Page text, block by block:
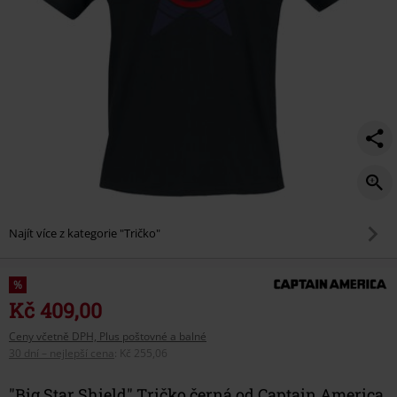
Najít více z kategorie "Tričko"
%
Kč 409,00
Ceny včetně DPH, Plus poštovné a balné
30 dní – nejlepší cena
Kč 255,06